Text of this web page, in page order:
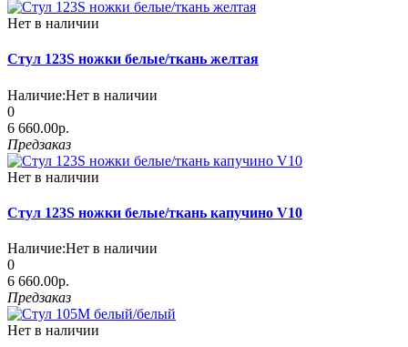
Нет в наличии
Стул 123S ножки белые/ткань желтая
Наличие:Нет в наличии
0
6 660.00р.
Предзаказ
Нет в наличии
Стул 123S ножки белые/ткань капучино V10
Наличие:Нет в наличии
0
6 660.00р.
Предзаказ
Нет в наличии